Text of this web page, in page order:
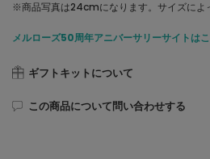
※商品写真は24cmになります。サイズによ
メルローズ50周年アニバーサリーサイトは
ギフトキットについて
この商品について問い合わせする